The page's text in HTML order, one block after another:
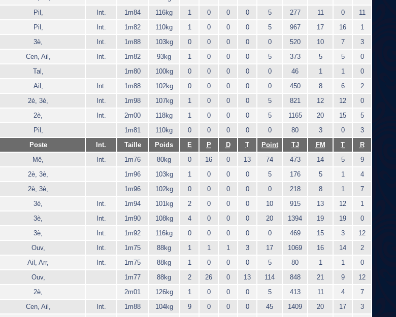
Pil, Int. 1m84 116kg 1 0 0 0 5 277 11 0
11
Pil, Int. 1m82 110kg 1 0 0 0 5 967 17 16
1
3è, Int. 1m88 103kg 0 0 0 0 0 520 10 7
3
Cen, Ail, Int. 1m82 93kg 1 0 0 0 5 373 5 5
0
Tal, 1m80 100kg 0 0 0 0 0 46 1 1
0
Ail, Int. 1m88 102kg 0 0 0 0 0 450 8 6
2
2è, 3è, Int. 1m98 107kg 1 0 0 0 5 821 12 12
0
2è, Int. 2m00 118kg 1 0 0 0 5 1165 20 15
5
Pil, 1m81 110kg 0 0 0 0 0 80 3 0
3
Poste Int. Taille Poids E P D T Point TJ FM T
R
Mê, Int. 1m76 80kg 0 16 0 13 74 473 14 5
9
2è, 3è, 1m96 103kg 1 0 0 0 5 176 5 1
4
2è, 3è, 1m96 102kg 0 0 0 0 0 218 8 1
7
3è, Int. 1m94 101kg 2 0 0 0 10 915 13 12
1
3è, Int. 1m90 108kg 4 0 0 0 20 1394 19 19
0
3è, Int. 1m92 116kg 0 0 0 0 0 469 15 3
12
Ouv, Int. 1m75 88kg 1 1 1 3 17 1069 16 14
2
Ail, Arr, Int. 1m75 88kg 1 0 0 0 5 80 1 1
0
Ouv, 1m77 88kg 2 26 0 13 114 848 21 9
12
2è, 2m01 126kg 1 0 0 0 5 413 11 4
7
Cen, Ail, Int. 1m88 104kg 9 0 0 0 45 1409 20 17
3